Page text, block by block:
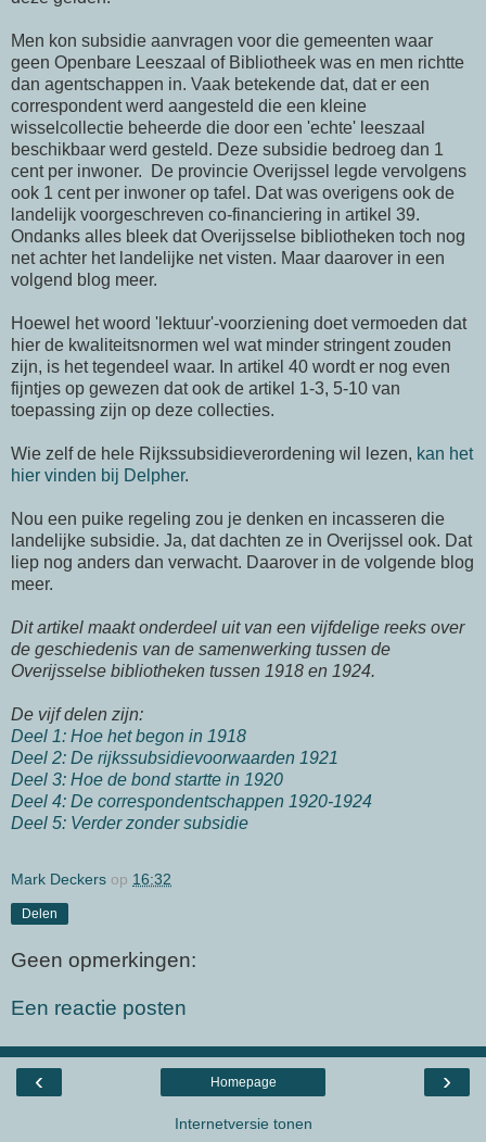
Men kon subsidie aanvragen voor die gemeenten waar
geen Openbare Leeszaal of Bibliotheek was en men richtte
dan agentschappen in. Vaak betekende dat, dat er een
correspondent werd aangesteld die een kleine
wisselcollectie beheerde die door een 'echte' leeszaal
beschikbaar werd gesteld. Deze subsidie bedroeg dan 1
cent per inwoner. De provincie Overijssel legde vervolgens
ook 1 cent per inwoner op tafel. Dat was overigens ook de
landelijk voorgeschreven co-financiering in artikel 39.
Ondanks alles bleek dat Overijsselse bibliotheken toch nog
net achter het landelijke net visten. Maar daarover in een
volgend blog meer.
Hoewel het woord 'lektuur'-voorziening doet vermoeden dat
hier de kwaliteitsnormen wel wat minder stringent zouden
zijn, is het tegendeel waar. In artikel 40 wordt er nog even
fijntjes op gewezen dat ook de artikel 1-3, 5-10 van
toepassing zijn op deze collecties.
Wie zelf de hele Rijkssubsidieverordening wil lezen, kan het
hier vinden bij Delpher.
Nou een puike regeling zou je denken en incasseren die
landelijke subsidie. Ja, dat dachten ze in Overijssel ook. Dat
liep nog anders dan verwacht. Daarover in de volgende blog
meer.
Dit artikel maakt onderdeel uit van een vijfdelige reeks over
de geschiedenis van de samenwerking tussen de
Overijsselse bibliotheken tussen 1918 en 1924.
De vijf delen zijn:
Deel 1: Hoe het begon in 1918
Deel 2: De rijkssubsidievoorwaarden 1921
Deel 3: Hoe de bond startte in 1920
Deel 4: De correspondentschappen 1920-1924
Deel 5: Verder zonder subsidie
Mark Deckers op 16:32
Delen
Geen opmerkingen:
Een reactie posten
‹ ›
Homepage
Internetversie tonen